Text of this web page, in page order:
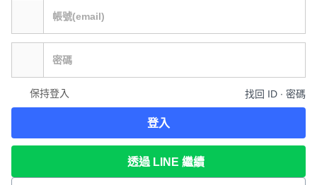
保持登入 找回 ID ∙ 密碼
登入
透過 LINE 繼續